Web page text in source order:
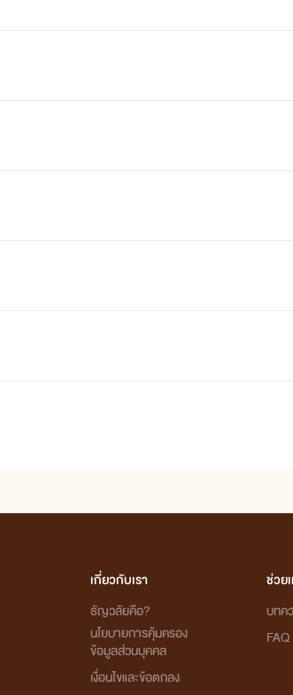
เกี่ยวกับเรา
ธัญวลัยคือ?
นโยบายการคุ้มครอง
ข้อมูลส่วนบุคคล
เงื่อนไขและข้อตกลง
ช่วย
บทค
FAQ